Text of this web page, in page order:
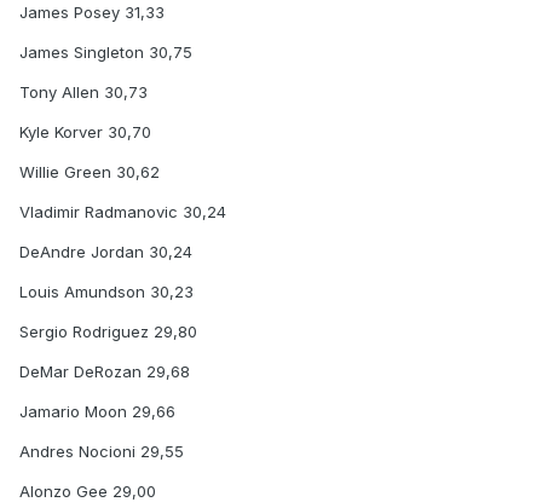
James Posey 31,33
James Singleton 30,75
Tony Allen 30,73
Kyle Korver 30,70
Willie Green 30,62
Vladimir Radmanovic 30,24
DeAndre Jordan 30,24
Louis Amundson 30,23
Sergio Rodriguez 29,80
DeMar DeRozan 29,68
Jamario Moon 29,66
Andres Nocioni 29,55
Alonzo Gee 29,00